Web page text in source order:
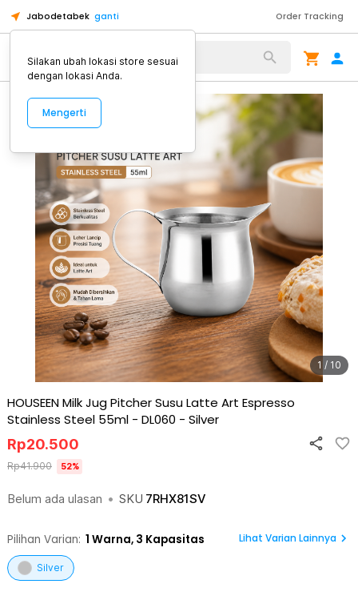
Jabodetabek ganti Order Tracking
Alat Kopi
1 / 10
HOUSEEN Milk Jug Pitcher Susu Latte Art Espresso
Stainless Steel 55ml - DL060 - Silver
Belum ada ulasan • SKU 7RHX81SV
Rp20.500
Rp41.900 52%
Pilihan Varian: 1 Warna, 3 Kapasitas Lihat Varian Lainnya
Silver
Silakan ubah lokasi store sesuai
dengan lokasi Anda.
Mengerti